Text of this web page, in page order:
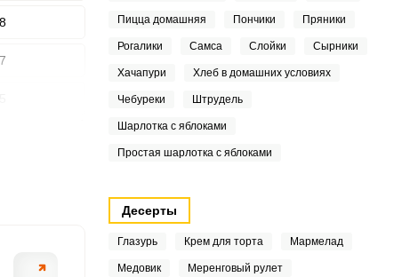
Пицца домашняя Пончики Пряники
Рогалики Самса Слойки Сырники
Хачапури Хлеб в домашних условиях
Чебуреки Штрудель
Шарлотка с яблоками
Простая шарлотка с яблоками
Десерты
Глазурь Крем для торта Мармелад
Медовик Меренговый рулет
ШАГ
2 ИЗ 5